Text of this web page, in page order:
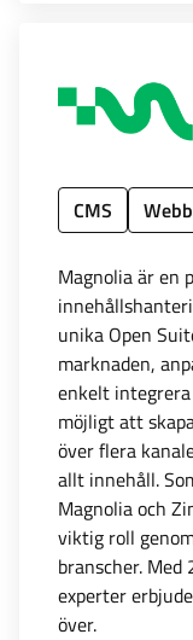
CMS Webb
Magnolia är en
unika Open
marknaden,
enkelt
möjligt att
över flera
allt innehåll.
Magnolia och
viktig roll
branscher.
experter
över.